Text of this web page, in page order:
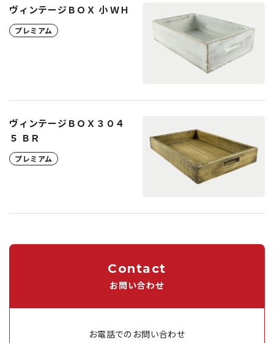
ヴィンテージＢＯＸ 小 ＷＨ
プレミアム
ヴィンテージＢＯＸ３０４
５ ＢＲ
プレミアム
Contact
お問い合わせ
お電話でのお問い合わせ